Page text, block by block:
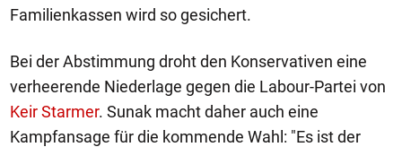
Familienkassen wird so gesichert.
Bei der Abstimmung droht den Konservativen eine
verheerende Niederlage gegen die Labour-Partei von
Keir Starmer. Sunak macht daher auch eine
Kampfansage für die kommende Wahl: "Es ist der